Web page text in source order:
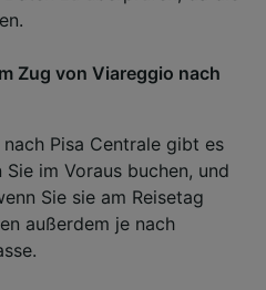
Zug von Viareggio nach
Pisa Centrale gibt es
im Voraus buchen, und
Sie sie am Reisetag
außerdem je nach